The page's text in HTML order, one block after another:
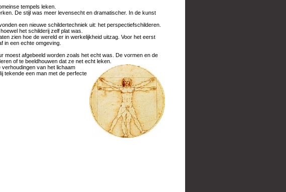
tempels leken.
De stijl was meer levensecht en dramatischer. In de kunst
een nieuwe schildertechniek uit: het perspectiefschilderen.
het schilderij zelf plat was.
zien hoe de wereld er in werkelijkheid uitzag. Voor het eerst
in een echte omgeving.
moest afgebeeld worden zoals het echt was. De vormen en de
of te beeldhouwen dat ze net echt leken.
van het lichaam
tekende een man met de perfecte